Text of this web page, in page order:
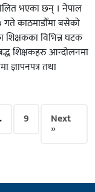
भएका छन् । नेपाल
गते काठमाडौँमा बसेको
विभिन्न घटक
शिक्षकहरु आन्दोलनमा
तथा
9 Next
»